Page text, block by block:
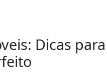
Dicas para